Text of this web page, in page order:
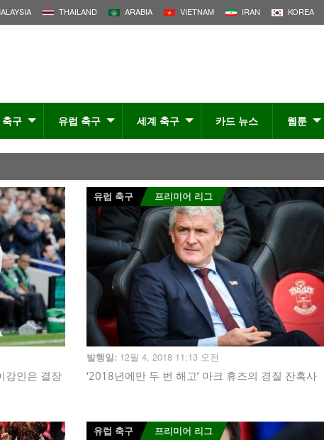
THAILAND ARABIA VIETNAM IRAN KOREA
구 유럽 축구 세계 축구 카드 뉴스 웹툰
강인은 결장
유럽 축구 프리미어 리그
발행일: 12월 4, 2018 11:13 오전
‘2018년에만 두 번 해고’ 마크 휴즈의 경질 잔혹사
유럽 축구 프리미어 리그